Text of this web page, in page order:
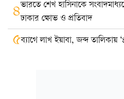
৪ভারতে শেখ হাসিনাকে
ঢাকার ক্ষোভ ও প্রতিবাদ
৫ব্যাগে লাখ ইয়াবা, জব্দ তালিকায়